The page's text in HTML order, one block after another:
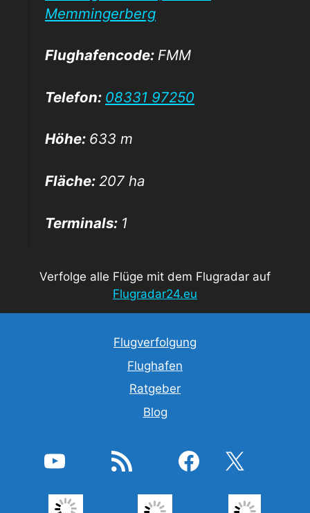
Memmingerberg
Flughafencode: FMM
Telefon: 08331 97250
Höhe: 633 m
Fläche: 207 ha
Terminals: 1
Verfolge alle Flüge mit dem Flugradar auf
Flugradar24.eu
Flugverfolgung
Flughafen
Ratgeber
Blog
YouTube RSS-Feed Facebook X